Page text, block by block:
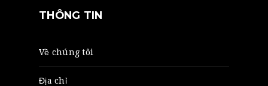
THÔNG TIN
Về chúng tôi
Địa chỉ